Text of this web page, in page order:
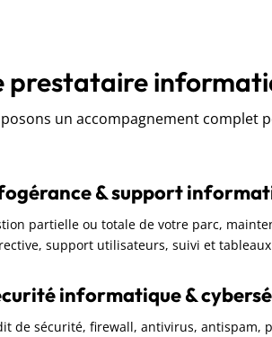
prestataire
un accompagnement complet
& support
partielle ou totale de votre parc,
support utilisateurs, suivi et
informatique &
de sécurité, firewall, antivirus, antispam,